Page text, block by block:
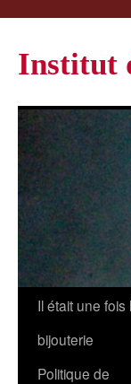
Institut
Il était une fois
bijouterie
Politique de